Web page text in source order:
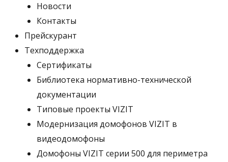
Новости
Контакты
Прейскурант
Техподдержка
Сертификаты
Библиотека нормативно-технической
документации
Типовые проекты VIZIT
Модернизация домофонов VIZIT в
видеодомофоны
Домофоны VIZIT серии 500 для периметра